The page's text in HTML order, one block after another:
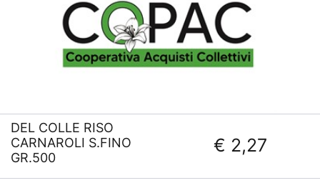
DEL COLLE RISO
CARNAROLI S.FINO
GR.500
€ 2,27